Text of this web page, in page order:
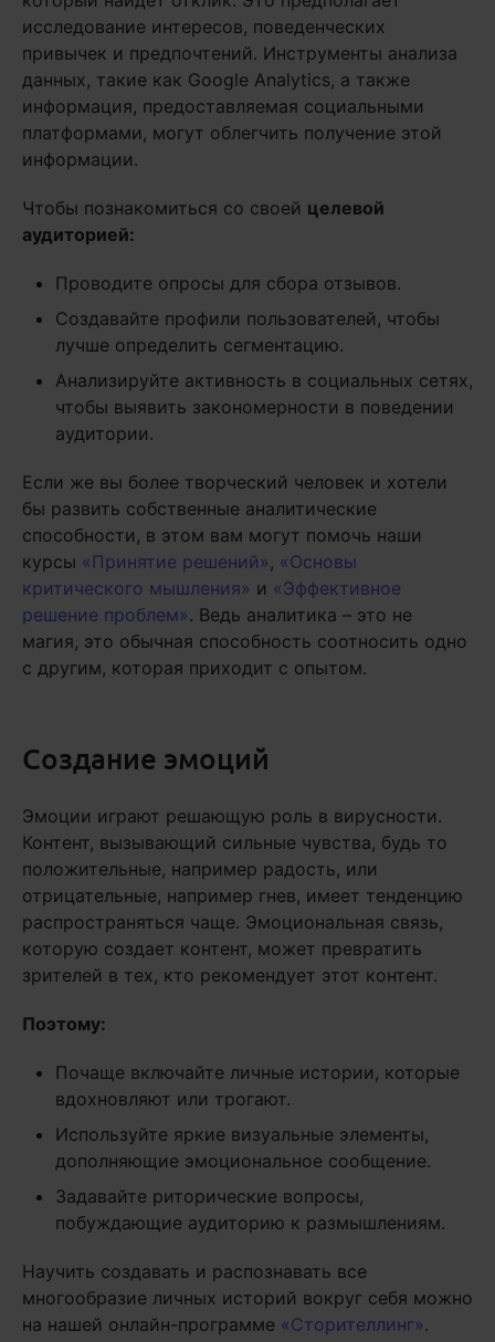
исследование интересов, поведенческих
привычек и предпочтений. Инструменты анализа
данных, такие как Google Analytics, а также
информация, предоставляемая социальными
платформами, могут облегчить получение этой
информации.
Чтобы познакомиться со своей целевой
аудиторией:
Проводите опросы для сбора отзывов.
Создавайте профили пользователей, чтобы
лучше определить сегментацию.
Анализируйте активность в социальных сетях,
чтобы выявить закономерности в поведении
аудитории.
Если же вы более творческий человек и хотели
бы развить собственные аналитические
способности, в этом вам могут помочь наши
курсы «Принятие решений» , «Основы
критического мышления» и «Эффективное
решение проблем». Ведь аналитика – это не
магия, это обычная способность соотносить одно
с другим, которая приходит с опытом.
Создание эмоций
Эмоции играют решающую роль в вирусности.
Контент, вызывающий сильные чувства, будь то
положительные, например радость, или
отрицательные, например гнев, имеет тенденцию
распространяться чаще. Эмоциональная связь,
которую создает контент, может превратить
зрителей в тех, кто рекомендует этот контент.
Поэтому:
Почаще включайте личные истории, которые
вдохновляют или трогают.
Используйте яркие визуальные элементы,
дополняющие эмоциональное сообщение.
Задавайте риторические вопросы,
побуждающие аудиторию к размышлениям.
Научить создавать и распознавать все
многообразие личных историй вокруг себя можно
на нашей онлайн-программе «Сторителлинг».